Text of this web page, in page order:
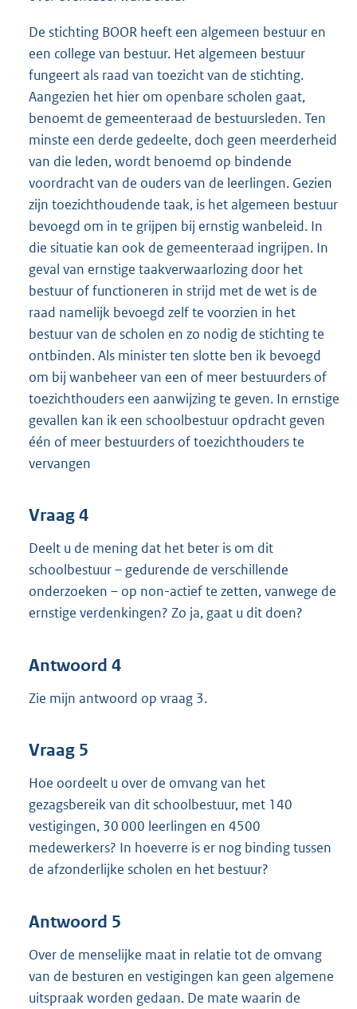
De stichting BOOR heeft een algemeen bestuur en
een college van bestuur. Het algemeen bestuur
fungeert als raad van toezicht van de stichting.
Aangezien het hier om openbare scholen gaat,
benoemt de gemeenteraad de bestuursleden. Ten
minste een derde gedeelte, doch geen meerderheid
van die leden, wordt benoemd op bindende
voordracht van de ouders van de leerlingen. Gezien
zijn toezichthoudende taak, is het algemeen bestuur
bevoegd om in te grijpen bij ernstig wanbeleid. In
die situatie kan ook de gemeenteraad ingrijpen. In
geval van ernstige taakverwaarlozing door het
bestuur of functioneren in strijd met de wet is de
raad namelijk bevoegd zelf te voorzien in het
bestuur van de scholen en zo nodig de stichting te
ontbinden. Als minister ten slotte ben ik bevoegd
om bij wanbeheer van een of meer bestuurders of
toezichthouders een aanwijzing te geven. In ernstige
gevallen kan ik een schoolbestuur opdracht geven
één of meer bestuurders of toezichthouders te
vervangen
Vraag 4
Deelt u de mening dat het beter is om dit
schoolbestuur – gedurende de verschillende
onderzoeken – op non-actief te zetten, vanwege de
ernstige verdenkingen? Zo ja, gaat u dit doen?
Antwoord 4
Zie mijn antwoord op vraag 3.
Vraag 5
Hoe oordeelt u over de omvang van het
gezagsbereik van dit schoolbestuur, met 140
vestigingen, 30 000 leerlingen en 4500
medewerkers? In hoeverre is er nog binding tussen
de afzonderlijke scholen en het bestuur?
Antwoord 5
Over de menselijke maat in relatie tot de omvang
van de besturen en vestigingen kan geen algemene
uitspraak worden gedaan. De mate waarin de